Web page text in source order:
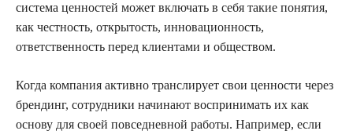
система ценностей может включать в себя такие понятия,
как честность, открытость, инновационность,
ответственность перед клиентами и обществом.
Когда компания активно транслирует свои ценности через
брендинг, сотрудники начинают воспринимать их как
основу для своей повседневной работы. Например, если